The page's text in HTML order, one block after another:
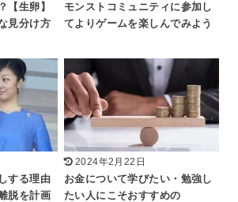
【生卵】
見分け方
モンストコミュニティに参加し
てよりゲームを楽しんでみよう
する理由
脱を計画
2024年2月22日
お金について学びたい・勉強し
たい人にこそおすすめの